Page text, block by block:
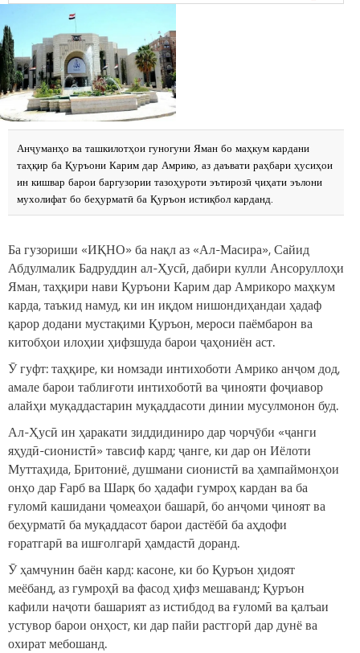
Анҷуманҳо ва ташкилотҳои гуногуни Яман бо маҳкум кардани
таҳқир ба Қуръони Карим дар Амрико, аз даъвати раҳбари ҳусиҳои
ин кишвар барои баргузории тазоҳуроти эътирозӣ ҷиҳати эълони
мухолифат бо беҳурматӣ ба Қуръон истиқбол карданд.
Ба гузориши «ИҚНО» ба нақл аз «Ал-Масира», Сайид
Абдулмалик Бадруддин ал-Ҳусӣ, дабири кулли Ансоруллоҳи
Яман, таҳқири нави Қуръони Карим дар Амрикоро маҳкум
карда, таъкид намуд, ки ин иқдом нишондиҳандаи ҳадаф
қарор додани мустақими Қуръон, мероси паёмбарон ва
китобҳои илоҳии ҳифзшуда барои ҷаҳониён аст.
Ӯ гуфт: таҳқире, ки номзади интихоботи Амрико анҷом дод,
амале барои таблиғоти интихоботӣ ва ҷинояти фоҷиавор
алайҳи муқаддастарин муқаддасоти динии мусулмонон буд.
Ал-Ҳусӣ ин ҳаракати зиддидиниро дар чорчӯби «ҷанги
яҳудӣ-сионистӣ» тавсиф кард; ҷанге, ки дар он Иёлоти
Муттаҳида, Бритониё, душмани сионистӣ ва ҳампаймонҳои
онҳо дар Ғарб ва Шарқ бо ҳадафи гумроҳ кардан ва ба
ғуломӣ кашидани ҷомеаҳои башарӣ, бо анҷоми ҷиноят ва
беҳурматӣ ба муқаддасот барои дастёбӣ ба аҳдофи
ғоратгарӣ ва ишғолгарӣ ҳамдастӣ доранд.
Ӯ ҳамчунин баён кард: касоне, ки бо Қуръон ҳидоят
меёбанд, аз гумроҳӣ ва фасод ҳифз мешаванд; Қуръон
кафили наҷоти башарият аз истибдод ва ғуломӣ ва қалъаи
устувор барои онҳост, ки дар пайи растгорӣ дар дунё ва
охират мебошанд.